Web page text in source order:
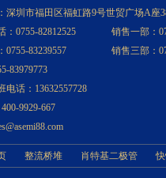
深圳市福田区福虹路9号世贸广场A座
：0755-82812525
销售一部：
0755-83239557
销售三部：
83979773
电话：13632557728
9929-667
整流桥堆 肖特基二极管